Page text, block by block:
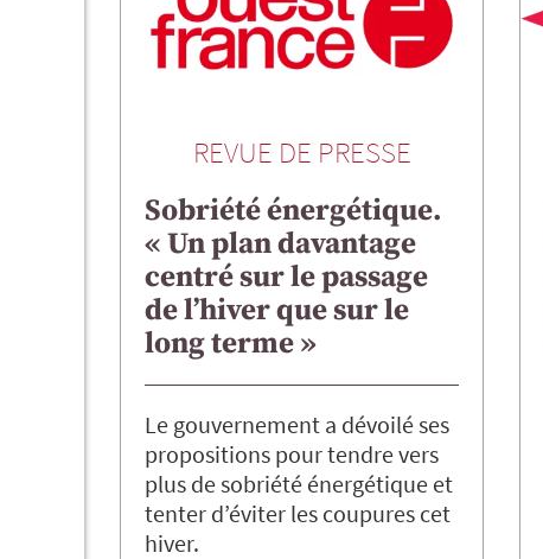
REVUE DE PRESSE
Sobriété énergétique.
« Un plan davantage
centré sur le passage
de l’hiver que sur le
long terme »
Le gouvernement a dévoilé ses
propositions pour tendre vers
plus de sobriété énergétique et
tenter d’éviter les coupures cet
hiver.